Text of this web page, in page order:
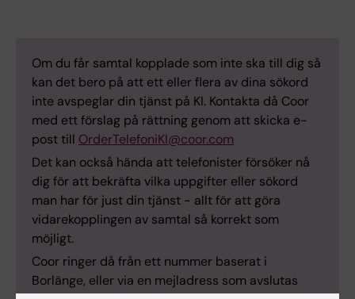
Om du får samtal kopplade som inte ska till dig så
kan det bero på att ett eller flera av dina sökord
inte avspeglar din tjänst på KI. Kontakta då Coor
med ett förslag på rättning genom att skicka e-
post till OrderTelefoniKI@coor.com
Det kan också hända att telefonister försöker nå
dig för att bekräfta vilka uppgifter eller sökord
man har för just din tjänst - allt för att göra
vidarekopplingen av samtal så korrekt som
möjligt.
Coor ringer då från ett nummer baserat i
Borlänge, eller via en mejladress som avslutas